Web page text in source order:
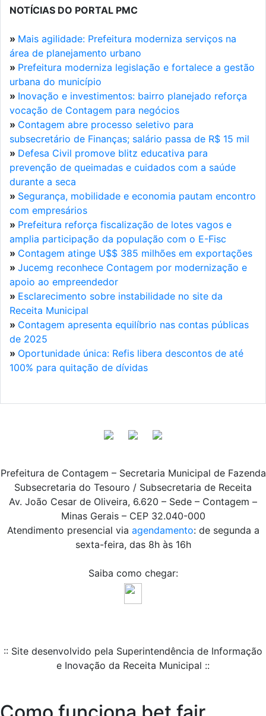
NOTÍCIAS DO PORTAL PMC
» Mais agilidade: Prefeitura moderniza serviços na
área de planejamento urbano
» Prefeitura moderniza legislação e fortalece a gestão
urbana do município
» Inovação e investimentos: bairro planejado reforça
vocação de Contagem para negócios
» Contagem abre processo seletivo para
subsecretário de Finanças; salário passa de R$ 15 mil
» Defesa Civil promove blitz educativa para
prevenção de queimadas e cuidados com a saúde
durante a seca
» Segurança, mobilidade e economia pautam encontro
com empresários
» Prefeitura reforça fiscalização de lotes vagos e
amplia participação da população com o E-Fisc
» Contagem atinge U$$ 385 milhões em exportações
» Jucemg reconhece Contagem por modernização e
apoio ao empreendedor
» Esclarecimento sobre instabilidade no site da
Receita Municipal
» Contagem apresenta equilíbrio nas contas públicas
de 2025
» Oportunidade única: Refis libera descontos de até
100% para quitação de dívidas
Prefeitura de Contagem – Secretaria Municipal de Fazenda
Subsecretaria do Tesouro / Subsecretaria de Receita
Av. João Cesar de Oliveira, 6.620 – Sede – Contagem –
Minas Gerais – CEP 32.040-000
Atendimento presencial via agendamento: de segunda a
sexta-feira, das 8h às 16h
Saiba como chegar:
:: Site desenvolvido pela Superintendência de Informação
e Inovação da Receita Municipal ::